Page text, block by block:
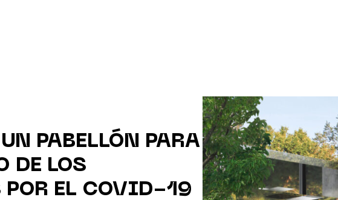
PABELLÓN PARA
DE LOS
POR EL COVID-19